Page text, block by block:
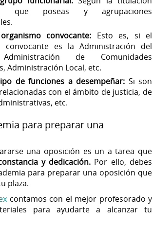
que poseas y agrupaciones
convocante: Esto es, si el
convocante es la Administración del
de Comunidades
Administración Local, etc.
de funciones a desempeñar: Si son
con el ámbito de justicia, de
etc.
para preparar una
una oposición es un a tarea que
y dedicación. Por ello, debes
para preparar una oposición que
plaza.
contamos con el mejor profesorado y
para ayudarte a alcanzar tu